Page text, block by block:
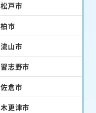
松戸市
柏市
流山市
習志野市
佐倉市
木更津市